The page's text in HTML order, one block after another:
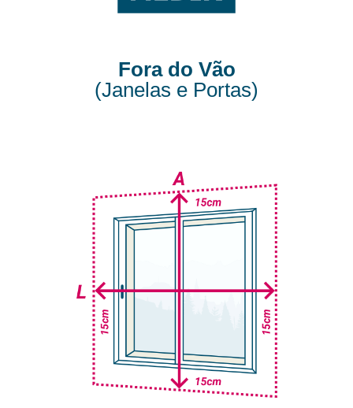
Fora do Vão
(Janelas e Portas)